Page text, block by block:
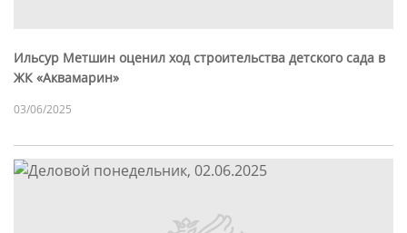
Ильсур Метшин оценил ход строительства детского сада в
ЖК «Аквамарин»
03/06/2025